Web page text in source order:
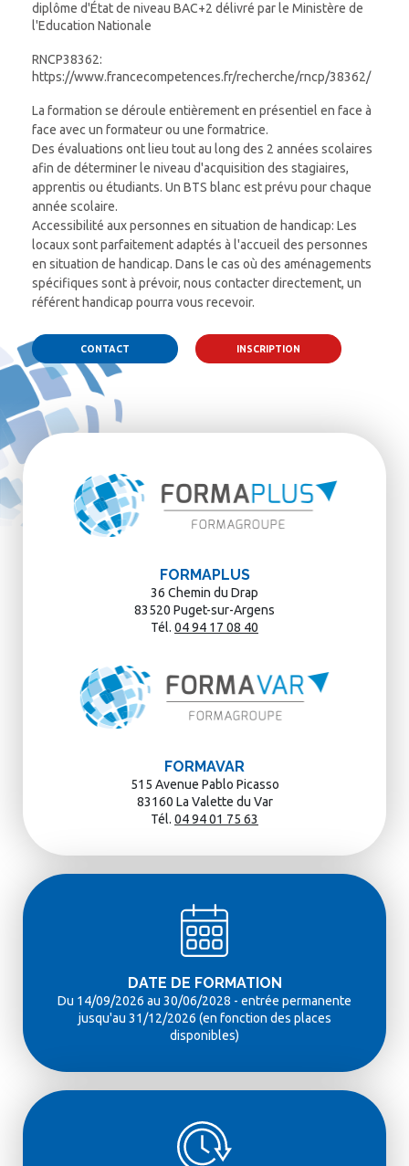
diplôme d'État de niveau BAC+2 délivré par le Ministère de
l'Education Nationale
RNCP38362:
https://www.francecompetences.fr/recherche/rncp/38362/
La formation se déroule entièrement en présentiel en face à
face avec un formateur ou une formatrice.
Des évaluations ont lieu tout au long des 2 années scolaires
afin de déterminer le niveau d'acquisition des stagiaires,
apprentis ou étudiants. Un BTS blanc est prévu pour chaque
année scolaire.
Accessibilité aux personnes en situation de handicap: Les
locaux sont parfaitement adaptés à l'accueil des personnes
en situation de handicap. Dans le cas où des aménagements
spécifiques sont à prévoir, nous contacter directement, un
référent handicap pourra vous recevoir.
CONTACT INSCRIPTION
FORMAPLUS
36 Chemin du Drap
83520 Puget-sur-Argens
Tél. 04 94 17 08 40
FORMAVAR
515 Avenue Pablo Picasso
83160 La Valette du Var
Tél. 04 94 01 75 63
DATE DE FORMATION
Du 14/09/2026 au 30/06/2028 - entrée permanente
jusqu'au 31/12/2026 (en fonction des places
disponibles)